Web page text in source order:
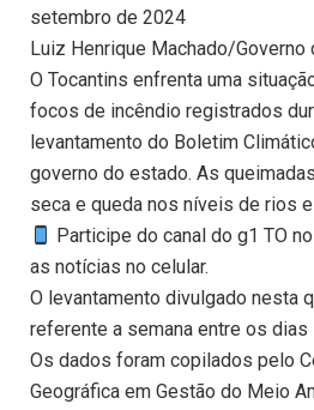
setembro de 2024
Luiz Henrique Machado/Governo
O Tocantins enfrenta uma
focos de incêndio registrados
levantamento do Boletim
governo do estado. As
seca e queda nos níveis de rios
Participe do canal do g1 TO
as notícias no celular.
O levantamento divulgado nesta
referente a semana entre os
Os dados foram copilados pelo
Geográfica em Gestão do Meio